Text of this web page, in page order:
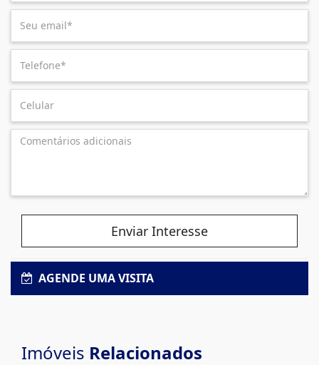
Enviar Interesse
AGENDE UMA VISITA
Imóveis Relacionados